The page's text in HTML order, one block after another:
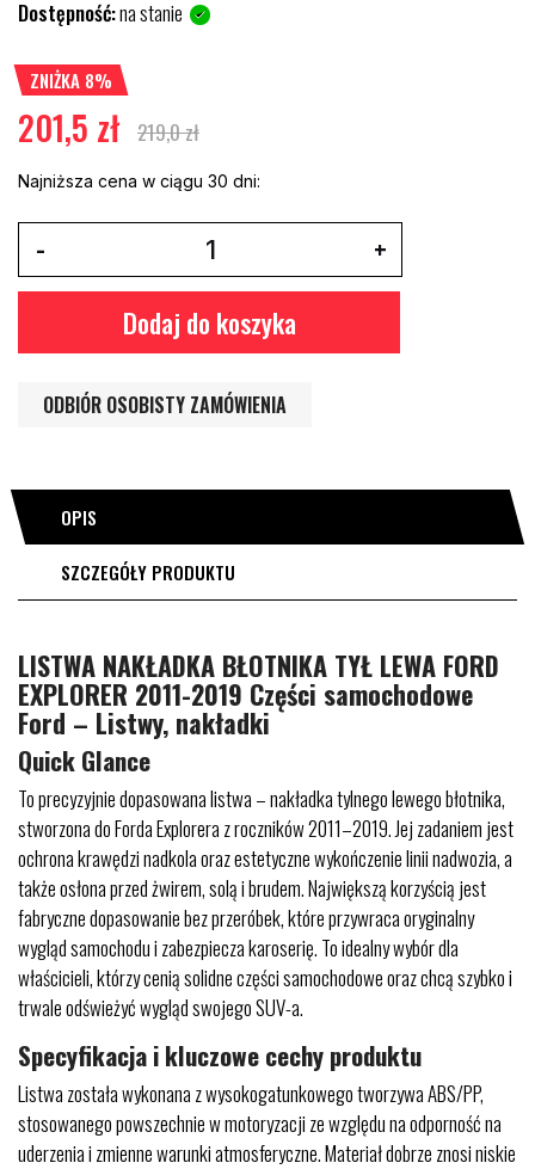
Dostępność:na stanie
ZNIŻKA 8%
201,5 zł 219,0 zł
Najniższa cena w ciągu 30 dni:
Dodaj do koszyka
ODBIÓR OSOBISTY ZAMÓWIENIA
OPIS
SZCZEGÓŁY PRODUKTU
LISTWA NAKŁADKA BŁOTNIKA TYŁ LEWA FORD
EXPLORER 2011-2019 Części samochodowe
Ford – Listwy, nakładki
Quick Glance
To precyzyjnie dopasowana listwa – nakładka tylnego lewego błotnika,
stworzona do Forda Explorera z roczników 2011–2019. Jej zadaniem jest
ochrona krawędzi nadkola oraz estetyczne wykończenie linii nadwozia, a
także osłona przed żwirem, solą i brudem. Największą korzyścią jest
fabryczne dopasowanie bez przeróbek, które przywraca oryginalny
wygląd samochodu i zabezpiecza karoserię. To idealny wybór dla
właścicieli, którzy cenią solidne części samochodowe oraz chcą szybko i
trwale odświeżyć wygląd swojego SUV-a.
Specyfikacja i kluczowe cechy produktu
Listwa została wykonana z wysokogatunkowego tworzywa ABS/PP,
stosowanego powszechnie w motoryzacji ze względu na odporność na
uderzenia i zmienne warunki atmosferyczne. Materiał dobrze znosi niskie